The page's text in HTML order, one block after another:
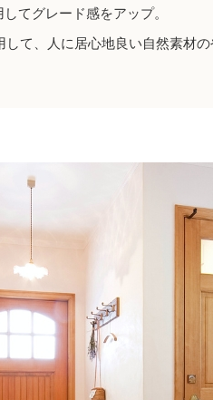
てグレード感をアップ。
して、人に居心地良い自然素材